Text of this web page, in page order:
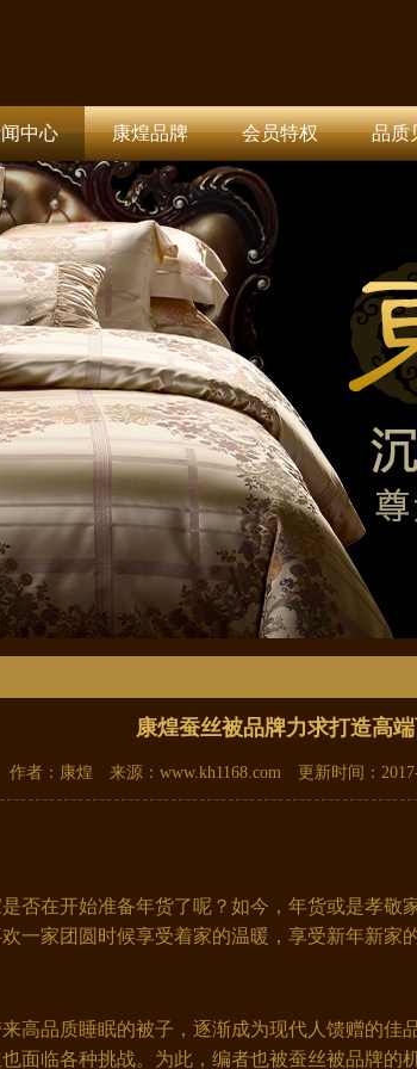
中心 康煌品牌 会员特权 品质
康煌蚕丝被品牌力求打造高
作者：康煌 来源：www.kh1168.com 更新时间：
否在开始准备年货了呢？如今，年货或是孝敬
一家团圆时候享受着家的温暖，享受新年新家
高品质睡眠的被子，逐渐成为现代人馈赠的佳
面临各种挑战。为此，编者也被蚕丝被品牌的